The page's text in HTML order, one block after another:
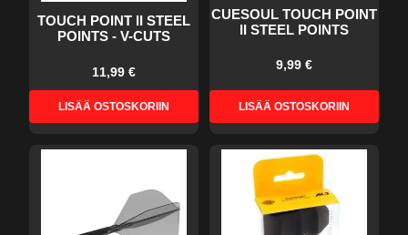
TOUCH POINT II STEEL
POINTS - V-CUTS
11,99 €
LISÄÄ OSTOSKORIIN
CUESOUL TOUCH POINT
II STEEL POINTS
9,99 €
LISÄÄ OSTOSKORIIN